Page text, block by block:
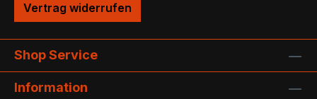
Vertrag widerrufen
Shop Service
Information